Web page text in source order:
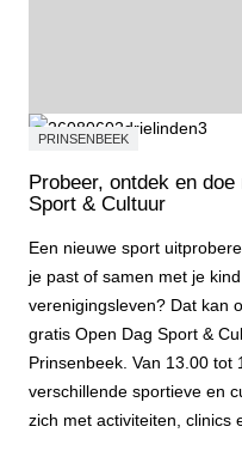
PRINSENBEEK
Probeer, ontdek en
Sport & Cultuur
Een nieuwe sport
je past of samen met je
verenigingsleven? Dat kan
gratis Open Dag Sport &
Prinsenbeek. Van 13.00 tot
verschillende sportieve en
zich met activiteiten, clinics